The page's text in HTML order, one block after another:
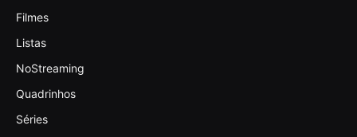
Filmes
Listas
NoStreaming
Quadrinhos
Séries